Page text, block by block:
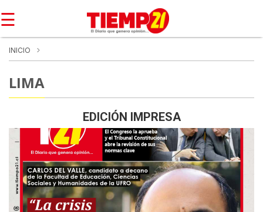
☰
INICIO
LIMA
EDICIÓN IMPRESA